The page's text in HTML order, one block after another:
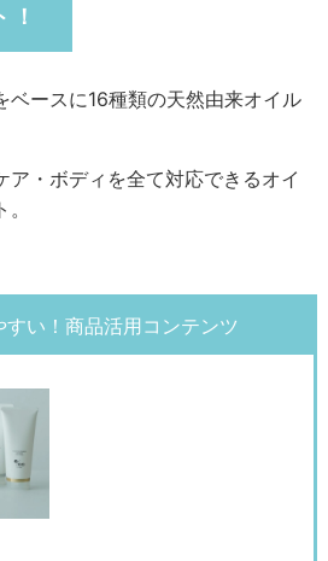
ベースに16種類の天然由来オイル
ア・ボディを全て対応できるオイ
すい！商品活用コンテンツ